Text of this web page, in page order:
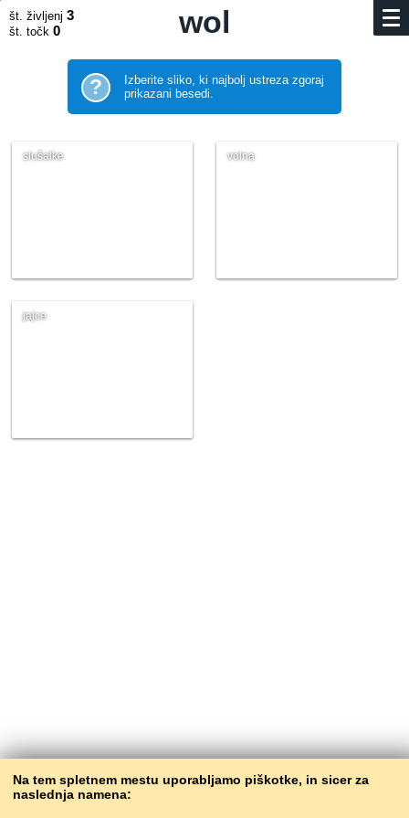
Na tem spletnem mestu uporabljamo piškotke, in sicer za
naslednja namena:
št. življenj 3
št. točk 0 wol
?
Izberite sliko, ki najbolj ustreza zgoraj
prikazani besedi.
slušalke volna
jajce